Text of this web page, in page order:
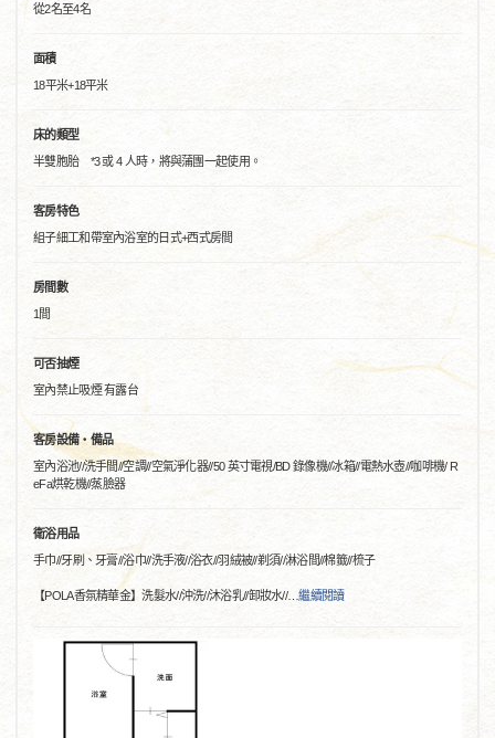
從2名至4名
面積
18平米+18平米
床的類型
半雙胞胎 *3 或 4 人時，將與蒲團一起使用。
客房特色
組子細工和帶室內浴室的日式+西式房間
房間數
1間
可否抽煙
室內禁止吸煙 有露台
客房設備・備品
室內浴池//洗手間//空調//空氣淨化器//50 英寸電視/BD 錄像機//冰箱//電熱水壺//咖啡機/ R
eFa烘乾機//蒸臉器
衛浴用品
手巾//牙刷、牙膏//浴巾//洗手液//浴衣//羽絨被//剃須//淋浴間//棉籤//梳子
【POLA香氛精華金】洗髮水//沖洗//沐浴乳//卸妝水//…繼續閱讀